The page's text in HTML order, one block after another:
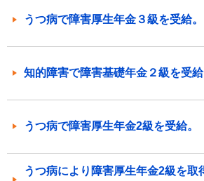
うつ病で障害厚生年金３級を受給。
知的障害で障害基礎年金２級を受給
うつ病で障害厚生年金2級を受給。
うつ病により障害厚生年金2級を取